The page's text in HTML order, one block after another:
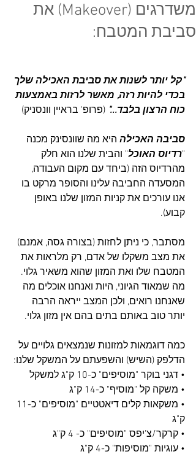
משדרגים (Makeover) את
סביבת המטבח:
"קל יותר לשנות את סביבת האכילה שלך
בכדי להיות רזה, מאשר לרזות באמצעות
כוח הרצון בלבד..." (פרופ' בראיין וונסניק)
סביבה האכילה היא מה שוונסינק מכנה
"רדיוס האוכל" והבית שלנו הוא חלק
מהרדיוס הזה (ביחד עם מקום העבודה,
המסעדה החביבה עלינו והסופר מרקט בו
אנו עורכים את קניות המזון שלנו באופן
קבוע).
מסתבר, כי ניתן לחזות (בצורה גסה, אמנם)
את מצב משקלו של אדם, רק מלראות את
המטבח שלו ואת המזון שהוא משאיר גלוי.
מה שמאוד הגיוני, היות ואנחנו אוכלים מה
שאנחנו רואים, ולכן המצב ייראה הרבה
יותר טוב באותם בתים בהם אין מזון גלוי.
כמה דוגמאות למזונות שנמצאים גלויים על
הדלפק (השיש) והשפעתם על המשקל שלנו:
• דגני בוקר "מוסיפים" כ-10 ק"ג למשקל
• משקה קל "מוסיף" כ-14 ק"ג
ק"ג
• קרקר/צ'יפס "מוסיפים" כ- 4 ק"ג
• עוגיות "מוסיפות" כ-4 ק"ג